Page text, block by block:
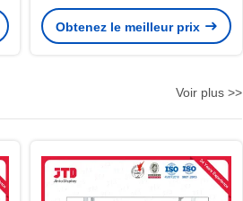
5m par couche résistante
Obtenez le meilleur prix
Voir plus >>